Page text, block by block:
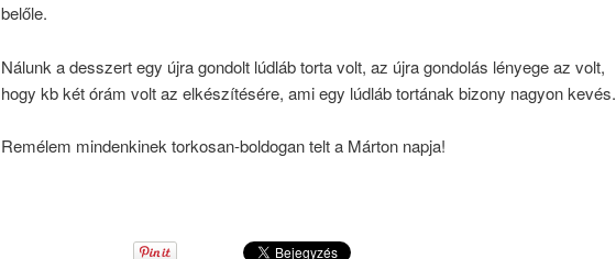
belőle.
Nálunk a desszert egy újra gondolt lúdláb torta volt, az újra gondolás lényege az volt,
hogy kb két órám volt az elkészítésére, ami egy lúdláb tortának bizony nagyon kevés.
Remélem mindenkinek torkosan-boldogan telt a Márton napja!